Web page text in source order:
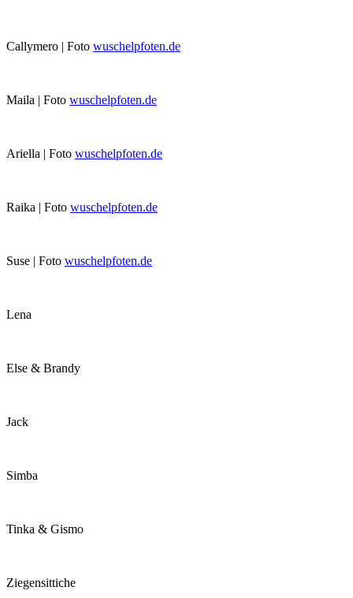
Callymero | Foto wuschelpfoten.de
Maila | Foto wuschelpfoten.de
Ariella | Foto wuschelpfoten.de
Raika | Foto wuschelpfoten.de
Suse | Foto wuschelpfoten.de
Lena
Else & Brandy
Jack
Simba
Tinka & Gismo
Ziegensittiche